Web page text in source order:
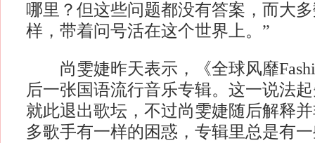
哪里？但这些问题都没有答案，而大
样，带着问号活在这个世界上。”
尚雯婕昨天表示，《全球风靡
后一张国语流行音乐专辑。这一说法
就此退出歌坛，不过尚雯婕随后解释
多歌手有一样的困惑，专辑里总是有